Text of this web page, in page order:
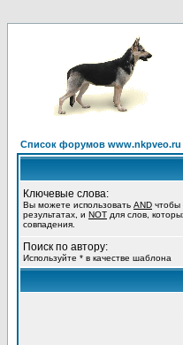
Список форумов www.nkpveo.ru
Ключевые слова:
Вы можете использовать AND чтобы
результатах, и NOT для слов,
совпадения.
Поиск по автору:
Используйте * в качестве шаблона